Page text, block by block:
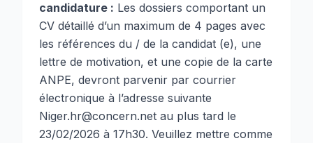
candidature : Les dossiers comportant un
CV détaillé d’un maximum de 4 pages avec
les références du / de la candidat (e), une
lettre de motivation, et une copie de la carte
ANPE, devront parvenir par courrier
électronique à l’adresse suivante
Niger.hr@concern.net au plus tard le
23/02/2026 à 17h30. Veuillez mettre comme